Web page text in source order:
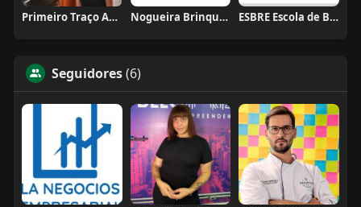
Primeiro Traço Arquitetura Nogueira Brinquedos ESBRE Escola de Bares e Restaurantes
Seguidores(6)